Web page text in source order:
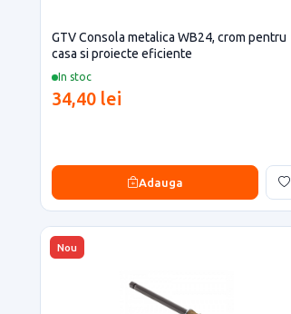
In stoc
GTV Consola metalica WB24, crom pentru
casa si proiecte eficiente
34,40 lei
Adauga
Nou